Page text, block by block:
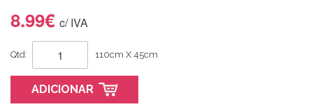
8.99€ c/ IVA
Qtd: 110cm X 45cm
ADICIONAR